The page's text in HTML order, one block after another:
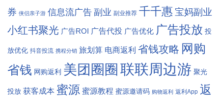
券 侠侣亲子游 信息流广告 副业 副业推荐 千千惠 宝妈副业
小红书聚光 广告ROI 广告代投 广告优化 广告投放 投
放优化 抖音投流 携程分销 旅划算 电商返利 省钱攻略 网购
省钱 网购返利 美团圈圈 联联周边游 聚光
投放 获客成本 蜜源 蜜源教程 蜜源邀请码 购物返利 返利App 返